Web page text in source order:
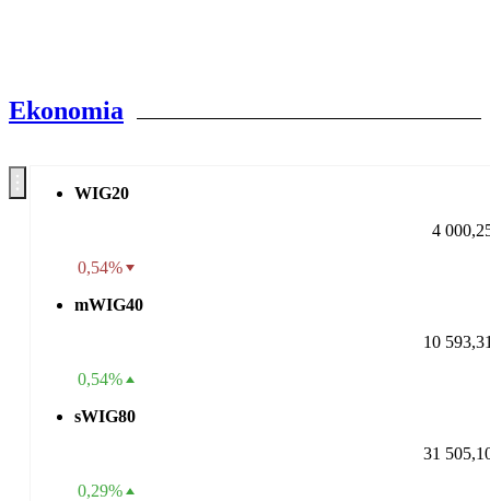
Ekonomia
WIG20
4
0,54%
mWIG40
10
0,54%
sWIG80
31
0,29%